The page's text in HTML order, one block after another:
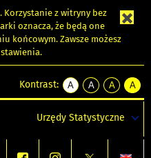
. Korzystanie z witryny bez
oznacza, że będą one
końcowym. Zawsze możesz
Kontrast:
A
kontrast
A
kontrast
tekst
czarnym
A
kontrast
tekst
czarnym
A
tekst
żółtym
Urzędy Statystyczne